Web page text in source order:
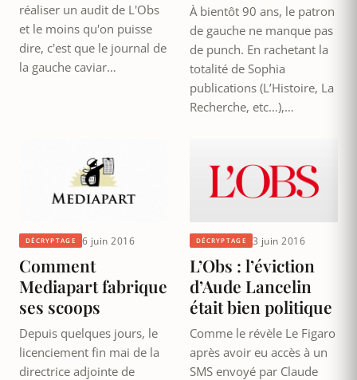
réaliser un audit de L'Obs
et le moins qu'on puisse
dire, c'est que le journal de
la gauche caviar…
À bientôt 90 ans, le patron
de gauche ne manque pas
de punch. En rachetant la
totalité de Sophia
publications (L’Histoire, La
Recherche, etc…),…
DÉCRYPTAGE 6 juin 2016
Comment
Mediapart fabrique
ses scoops
Depuis quelques jours, le
licenciement fin mai de la
directrice adjointe de
DÉCRYPTAGE 3 juin 2016
L’Obs : l’éviction
d’Aude Lancelin
était bien politique
Comme le révèle Le Figaro
après avoir eu accès à un
SMS envoyé par Claude